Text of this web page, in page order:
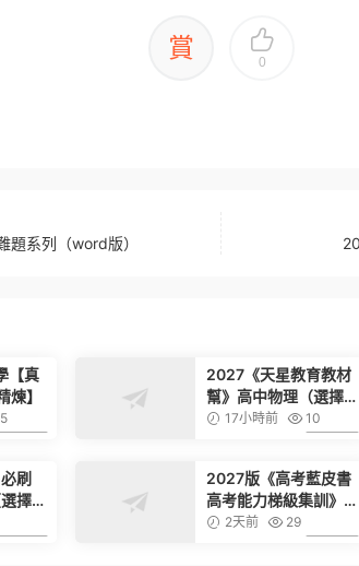
賞 0
系列（word版）
【真
】
2027《天星教育教材
幫》高中物理（選擇性
必修第一冊）（人教
17小時前
10
刷
擇性
教
2027版《高考藍皮書
高考能力梯級集訓》高
考數學
2天前
29